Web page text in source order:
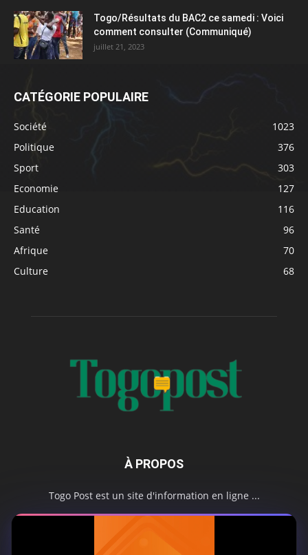
Togo/Résultats du BAC2 ce samedi : Voici
comment consulter (Communiqué)
juillet 21, 2023
CATÉGORIE POPULAIRE
Société
1023
Politique
376
Sport
303
Economie
127
Education
116
Santé
96
Afrique
70
Culture
68
À PROPOS
Togo Post est un site d'information en ligne ...